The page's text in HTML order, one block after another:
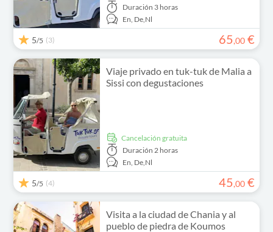
Duración 3 horas
En, De,Nl
5/5 (3) 65,00 €
Viaje privado en tuk-tuk de Malia a
Sissi con degustaciones
cancelación gratuita
Duración 2 horas
En, De,Nl
5/5 (4) 45,00 €
Visita a la ciudad de Chania y al
pueblo de piedra de Koumos